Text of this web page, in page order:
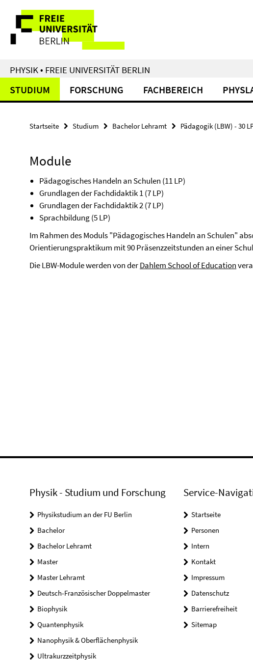
direkt
Inhalt
Service-
Navigation
PHYSIK • FREIE UNIVERSITÄT BERLIN
STUDIUM FORSCHUNG FACHBEREICH
Startseite Studium Bachelor Lehramt Pädagogik (LBW) - 30
Module
Pädagogisches Handeln an Schulen (11 LP)
Grundlagen der Fachdidaktik 1 (7 LP)
Grundlagen der Fachdidaktik 2 (7 LP)
Sprachbildung (5 LP)
Im Rahmen des Moduls "Pädagogisches Handeln an Schulen"
Orientierungspraktikum mit 90 Präsenzzeitstunden an einer
Die LBW-Module werden von derDahlem School of Education
Physik - Studium und Forschung
Physikstudium an der FU Berlin
Bachelor
Bachelor Lehramt
Master
Master Lehramt
Deutsch-Französischer Doppelmaster
Biophysik
Quantenphysik
Nanophysik & Oberflächenphysik
Ultrakurzzeitphysik
Service-
Startseite
Personen
Intern
Kontakt
Impressum
Datenschutz
Barrierefreiheit
Sitemap